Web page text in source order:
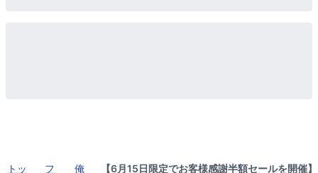
トッ
フ
俺
【6月15日限定でお客様感謝半額セールを開催】